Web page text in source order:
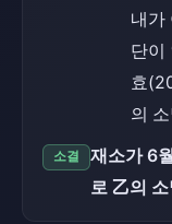
내가
단이
효
의
소결
재소가 6
로 乙의